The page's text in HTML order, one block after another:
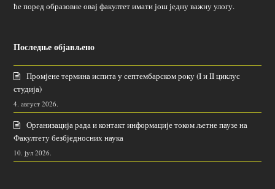
ће поред образовне овај факултет имати још једну важну улогу.
Последње објављено
Промјене термина испита у септембарском року (I и II циклус
студија)
4. август 2026.
Организација рада и контакт информације током љетне паузе на
Факултету безбједносних наука
10. јул 2026.